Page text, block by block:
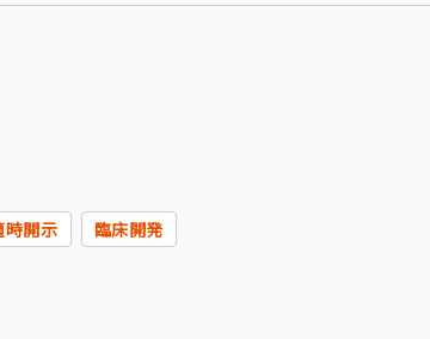
時開示
臨床開発